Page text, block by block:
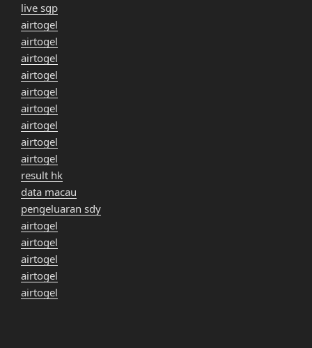
live sgp
airtogel
airtogel
airtogel
airtogel
airtogel
airtogel
airtogel
airtogel
airtogel
result hk
data macau
pengeluaran sdy
airtogel
airtogel
airtogel
airtogel
airtogel